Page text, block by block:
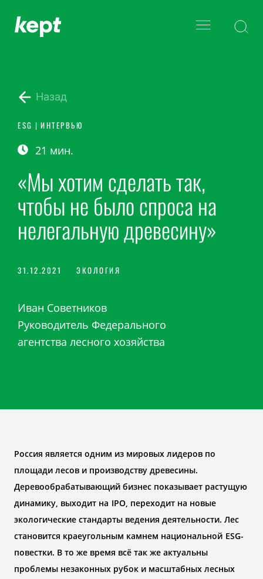
Назад
ESG | ИНТЕРВЬЮ
21 мин.
«Мы хотим сделать так,
чтобы не было спроса на
нелегальную древесину»
31.12.2021 ЭКОЛОГИЯ
Иван Советников
Руководитель Федерального
агентства лесного хозяйства
Россия является одним из мировых лидеров по
площади лесов и производству древесины.
Деревообрабатывающий бизнес показывает растущую
динамику, выходит на IPO, переходит на новые
экологические стандарты ведения деятельности. Лес
становится краеугольным камнем национальной ESG-
повестки. В то же время всё так же актуальны
проблемы незаконных рубок и масштабных лесных